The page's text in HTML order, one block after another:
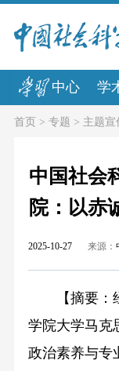
中心 学
首页> 专题 > 主题宣
中国社会
院：以赤
2025-10-27 来源：
【摘要：
学院大学马克
政治素养与专